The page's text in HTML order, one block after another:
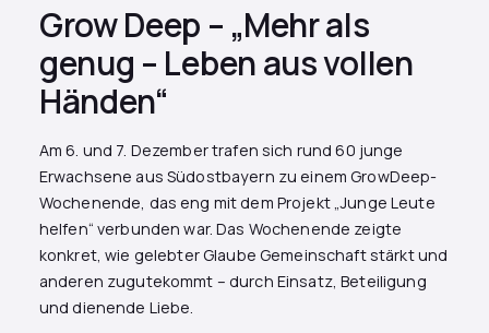
Grow Deep – „Mehr als
genug – Leben aus vollen
Händen“
Am 6. und 7. Dezember trafen sich rund 60 junge
Erwachsene aus Südostbayern zu einem GrowDeep-
Wochenende, das eng mit dem Projekt „Junge Leute
helfen“ verbunden war. Das Wochenende zeigte
konkret, wie gelebter Glaube Gemeinschaft stärkt und
anderen zugutekommt – durch Einsatz, Beteiligung
und dienende Liebe.